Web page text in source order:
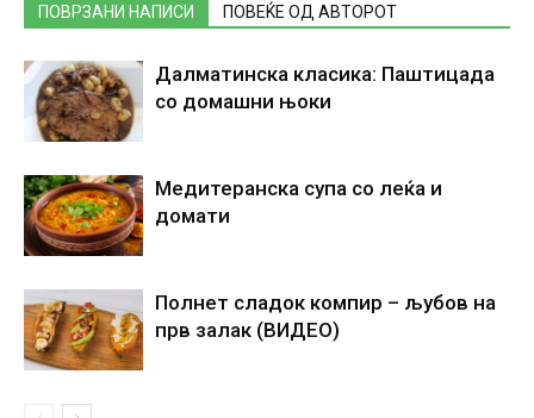
ПОВРЗАНИ НАПИСИ ПОВЕЌЕ ОД АВТОРОТ
Далматинска класика: Паштицада
со домашни њоки
Медитеранска супа со леќа и
домати
Полнет сладок компир – љубов на
прв залак (ВИДЕО)